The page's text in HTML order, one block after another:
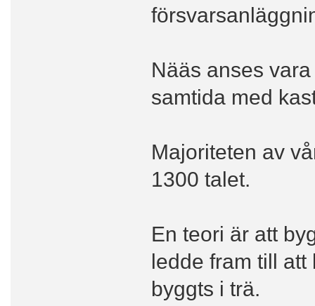
Nääs anses
samtida med
Majoriteten av
1300 talet.
En teori är att
ledde fram till
byggts i trä.